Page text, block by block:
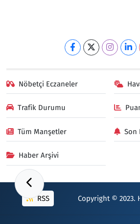
Nöbetçi Eczaneler
Trafik Durumu
Tüm Manşetler Son
Haber Arşivi
RSS Copyright © 2023.